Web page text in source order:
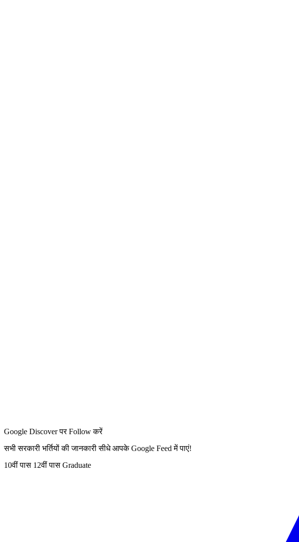
Google Discover पर Follow करें
सभी सरकारी भर्तियों की जानकारी सीधे आपके Google Feed में पाएं!
10वीं पास 12वीं पास Graduate